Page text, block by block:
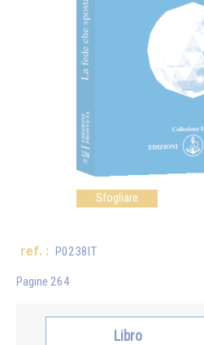
Sfogliare
ref. : P0238IT
Pagine 264
Libro